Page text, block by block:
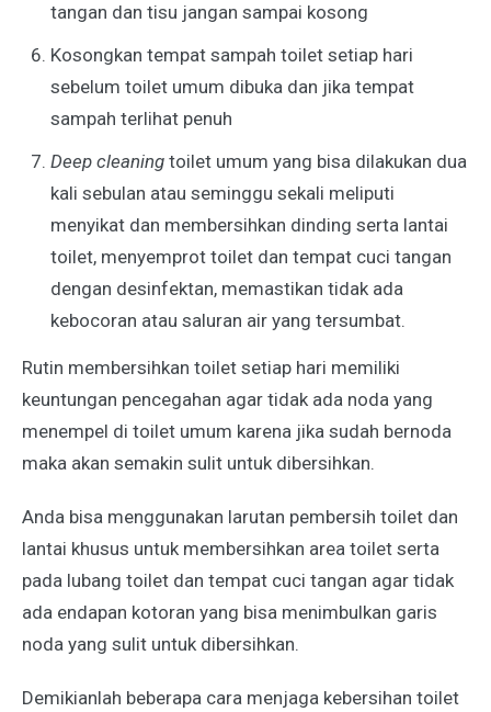
tangan dan tisu jangan sampai kosong
Kosongkan tempat sampah toilet setiap hari
sebelum toilet umum dibuka dan jika tempat
sampah terlihat penuh
Deep cleaning toilet umum yang bisa dilakukan dua
kali sebulan atau seminggu sekali meliputi
menyikat dan membersihkan dinding serta lantai
toilet, menyemprot toilet dan tempat cuci tangan
dengan desinfektan, memastikan tidak ada
kebocoran atau saluran air yang tersumbat.
Rutin membersihkan toilet setiap hari memiliki
keuntungan pencegahan agar tidak ada noda yang
menempel di toilet umum karena jika sudah bernoda
maka akan semakin sulit untuk dibersihkan.
Anda bisa menggunakan larutan pembersih toilet dan
lantai khusus untuk membersihkan area toilet serta
pada lubang toilet dan tempat cuci tangan agar tidak
ada endapan kotoran yang bisa menimbulkan garis
noda yang sulit untuk dibersihkan.
Demikianlah beberapa cara menjaga kebersihan toilet